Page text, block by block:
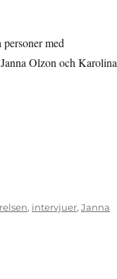
med
Olzon och Karolina
, intervjuer, Janna